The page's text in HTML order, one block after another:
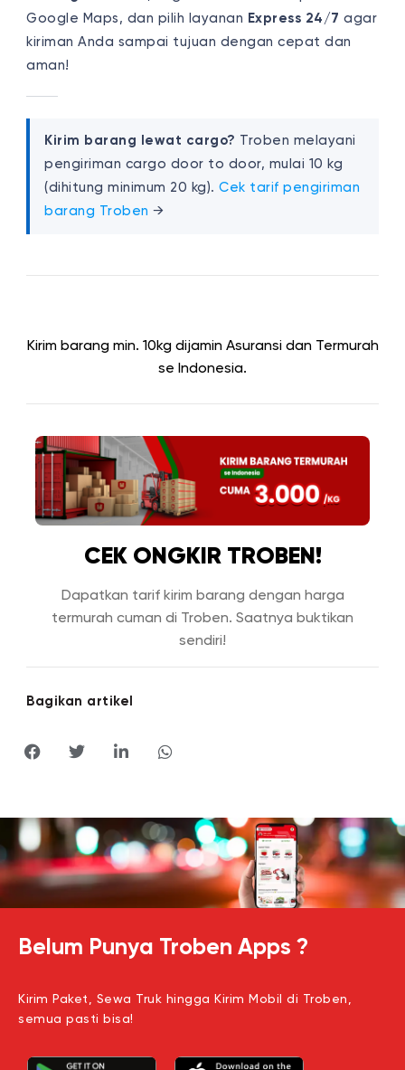
Google Maps, dan pilih layanan Express 24/7 agar
kiriman Anda sampai tujuan dengan cepat dan
aman!
Kirim barang lewat cargo? Troben melayani
pengiriman cargo door to door, mulai 10 kg
(dihitung minimum 20 kg).Cek tarif pengiriman
barang Troben →
Kirim barang min. 10kg dijamin Asuransi dan Termurah
se Indonesia.
CEK ONGKIR TROBEN!
Dapatkan tarif kirim barang dengan harga
termurah cuman di Troben. Saatnya buktikan
sendiri!
Bagikan artikel
Belum Punya Troben Apps ?
Kirim Paket, Sewa Truk hingga Kirim Mobil di Troben,
semua pasti bisa!